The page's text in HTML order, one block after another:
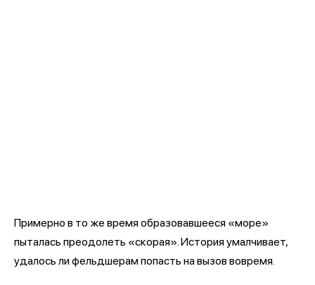
Примерно в то же время образовавшееся «море»
пыталась преодолеть «скорая». История умалчивает,
удалось ли фельдшерам попасть на вызов вовремя.